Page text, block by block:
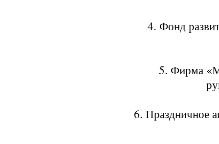
4. Фонд
5. Фирма
6. Праздничное